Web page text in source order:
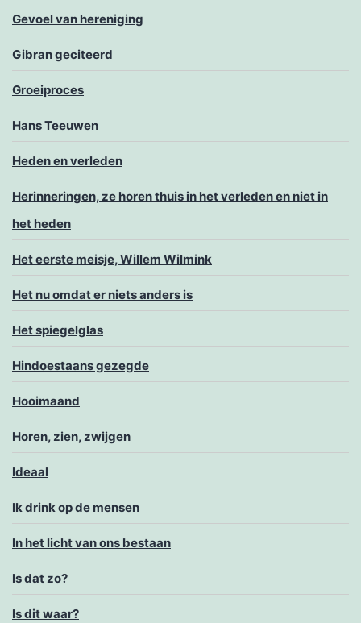
Gevoel van hereniging
Gibran geciteerd
Groeiproces
Hans Teeuwen
Heden en verleden
Herinneringen, ze horen thuis in het verleden en niet in
het heden
Het eerste meisje, Willem Wilmink
Het nu omdat er niets anders is
Het spiegelglas
Hindoestaans gezegde
Hooimaand
Horen, zien, zwijgen
Ideaal
Ik drink op de mensen
In het licht van ons bestaan
Is dat zo?
Is dit waar?